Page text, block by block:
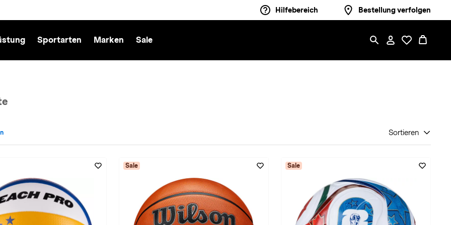
Hilfebereich Bestellung verfolgen
Sportarten Marken Sale
Herren entfernen Sortieren
Sale Sale